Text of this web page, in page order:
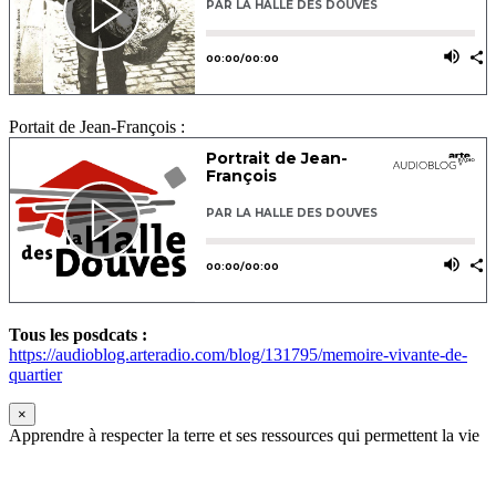
Portait de Jean-François :
Tous les posdcats :
https://audioblog.arteradio.com/blog/131795/memoire-vivante-de-
quartier
×
Apprendre à respecter la terre et ses ressources qui permettent la vie